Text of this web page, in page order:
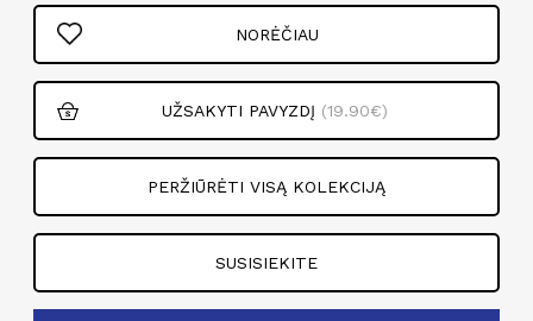
NORĖČIAU
UŽSAKYTI PAVYZDĮ (19.90€)
PERŽIŪRĖTI VISĄ KOLEKCIJĄ
SUSISIEKITE